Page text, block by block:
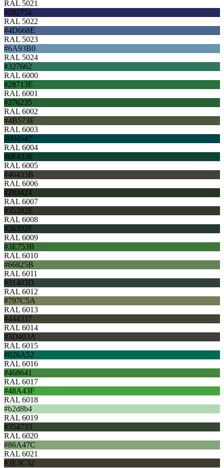
RAL 5021
#28275a
RAL 5022
#4D668E
RAL 5023
#6A93B0
RAL 5024
#327662
RAL 6000
#28713E
RAL 6001
#276235
RAL 6002
#4B573E
RAL 6003
#004547
RAL 6004
#0F4336
RAL 6005
#40433B
RAL 6006
#283424
RAL 6007
#35382E
RAL 6008
#26392F
RAL 6009
#3E753B
RAL 6010
#66825B
RAL 6011
#31403D
RAL 6012
#797C5A
RAL 6013
#444337
RAL 6014
#3D403A
RAL 6015
#026A52
RAL 6016
#468641
RAL 6017
#48A43F
RAL 6018
#b2d8b4
RAL 6019
#354733
RAL 6020
#86A47C
RAL 6021
#3E3C32